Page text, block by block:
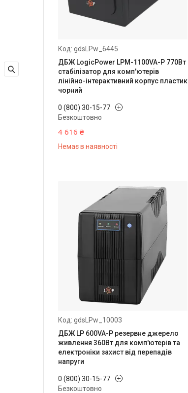
gdsLPw_6445
ДБЖ LogicPower LPM-1100VA-P 770Вт
стабілізатор для комп'ютерів
лінійно-інтерактивний корпус пластик
чорний
0 (800) 30-15-77
Безкоштовно
4 616 ₴
Немає в наявності
gdsLPw_10003
ДБЖ LP 600VA-P резервне джерело
живлення 360Вт для комп'ютерів та
електроніки захист від перепадів
напруги
0 (800) 30-15-77
Безкоштовно